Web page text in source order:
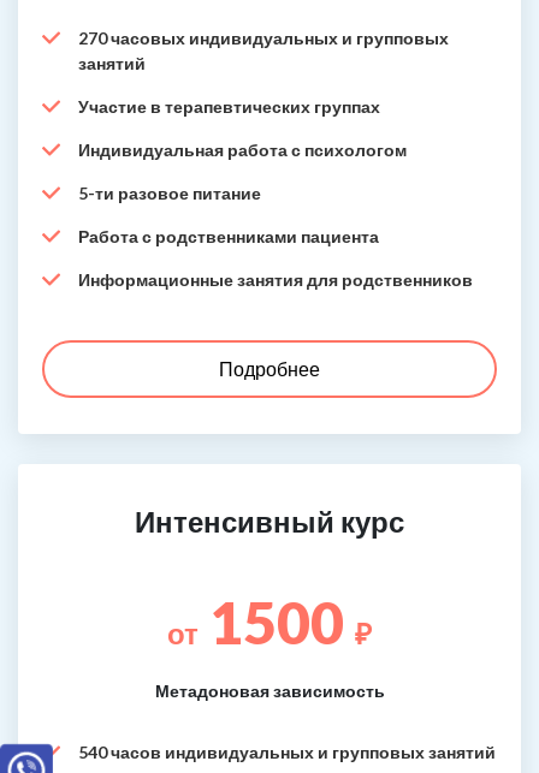
270 часовых индивидуальных и групповых
занятий
Участие в терапевтических группах
Индивидуальная работа с психологом
5-ти разовое питание
Работа с родственниками пациента
Информационные занятия для родственников
Подробнее
Интенсивный курс
от 1500 ₽
Метадоновая зависимость
540 часов индивидуальных и групповых занятий